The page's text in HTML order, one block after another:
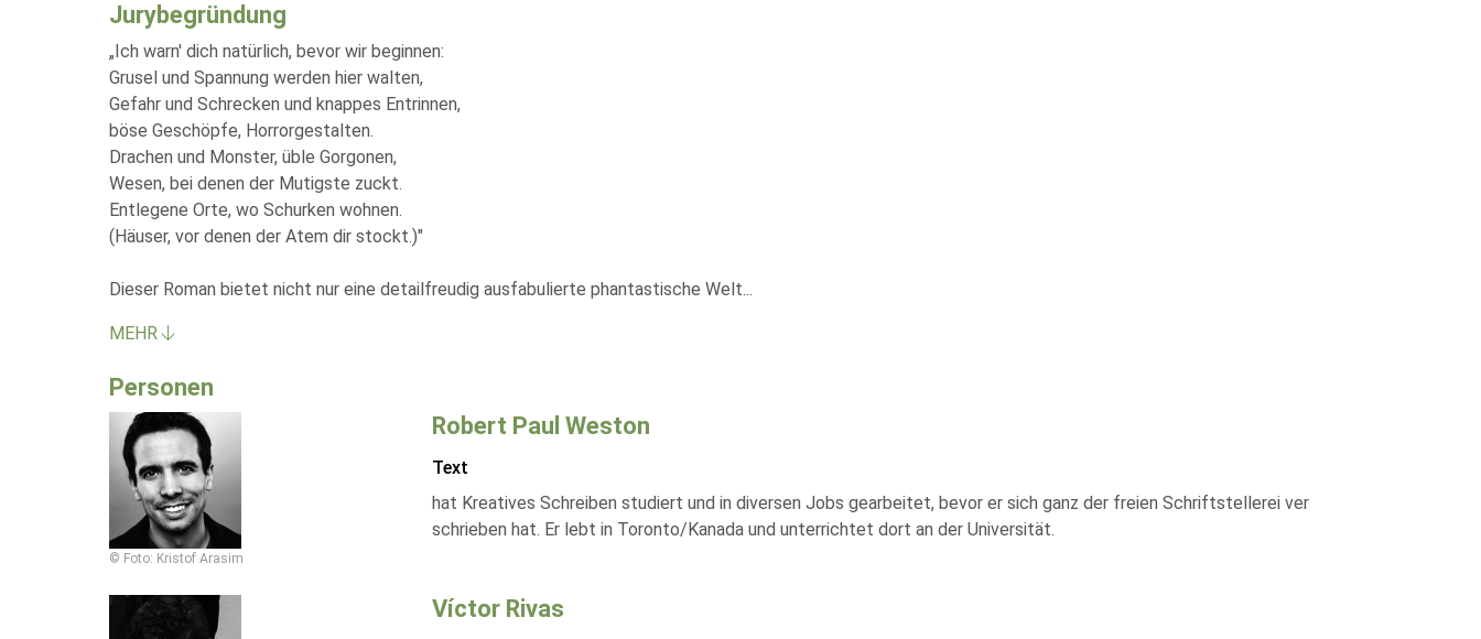
Jurybegründung
„Ich warn' dich natürlich, bevor wir beginnen:
Grusel und Spannung werden hier walten,
Gefahr und Schrecken und knappes Entrinnen,
böse Geschöpfe, Horrorgestalten.
Drachen und Monster, üble Gorgonen,
Wesen, bei denen der Mutigste zuckt.
Entlegene Orte, wo Schurken wohnen.
(Häuser, vor denen der Atem dir stockt.)"
Dieser Roman bietet nicht nur eine detailfreudig ausfabulierte phantastische Welt...
MEHR
Personen
© Foto: Kristof Arasim
Robert Paul Weston
Text
hat Kreatives Schreiben studiert und in diversen Jobs gearbeitet, bevor er sich ganz der freien Schriftstellerei ver
schrieben hat. Er lebt in Toronto/Kanada und unterrichtet dort an der Universität.
Víctor Rivas